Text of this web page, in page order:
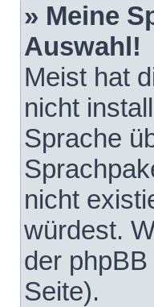
» Meine
Auswahl!
Meist hat
nicht
Sprache
nicht
würdest.
der
Seite).